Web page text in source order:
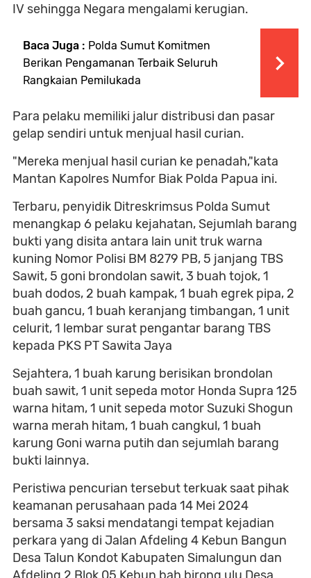
IV sehingga Negara mengalami kerugian.
Baca Juga : Polda Sumut Komitmen
Berikan Pengamanan Terbaik Seluruh
Rangkaian Pemilukada
Para pelaku memiliki jalur distribusi dan pasar
gelap sendiri untuk menjual hasil curian.
"Mereka menjual hasil curian ke penadah,"kata
Mantan Kapolres Numfor Biak Polda Papua ini.
Terbaru, penyidik Ditreskrimsus Polda Sumut
menangkap 6 pelaku kejahatan, Sejumlah barang
bukti yang disita antara lain unit truk warna
kuning Nomor Polisi BM 8279 PB, 5 janjang TBS
Sawit, 5 goni brondolan sawit, 3 buah tojok, 1
buah dodos, 2 buah kampak, 1 buah egrek pipa, 2
buah gancu, 1 buah keranjang timbangan, 1 unit
celurit, 1 lembar surat pengantar barang TBS
kepada PKS PT Sawita Jaya
Sejahtera, 1 buah karung berisikan brondolan
buah sawit, 1 unit sepeda motor Honda Supra 125
warna hitam, 1 unit sepeda motor Suzuki Shogun
warna merah hitam, 1 buah cangkul, 1 buah
karung Goni warna putih dan sejumlah barang
bukti lainnya.
Peristiwa pencurian tersebut terkuak saat pihak
keamanan perusahaan pada 14 Mei 2024
bersama 3 saksi mendatangi tempat kejadian
perkara yang di Jalan Afdeling 4 Kebun Bangun
Desa Talun Kondot Kabupaten Simalungun dan